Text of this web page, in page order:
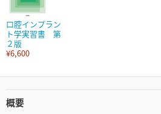
口腔インプラン
ト学実習書 第
２版
¥6,600
概要